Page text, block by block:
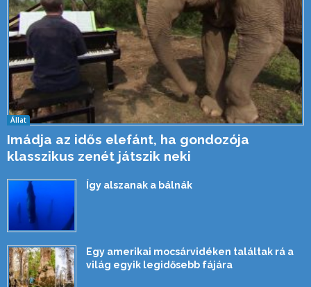
Állat
Imádja az idős elefánt, ha gondozója
klasszikus zenét játszik neki
Így alszanak a bálnák
Egy amerikai mocsárvidéken találtak rá a
világ egyik legidősebb fájára